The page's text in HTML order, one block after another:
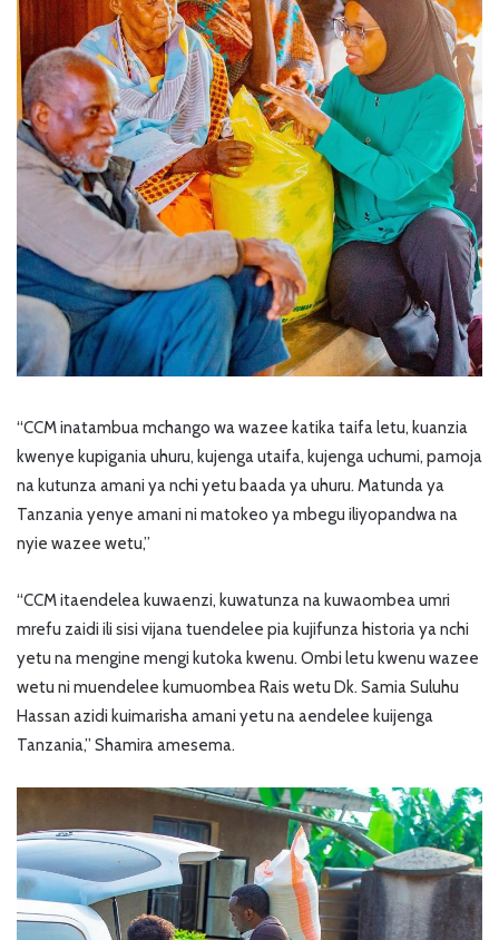
“CCM inatambua mchango wa wazee katika taifa letu, kuanzia
kwenye kupigania uhuru, kujenga utaifa, kujenga uchumi, pamoja
na kutunza amani ya nchi yetu baada ya uhuru. Matunda ya
Tanzania yenye amani ni matokeo ya mbegu iliyopandwa na
nyie wazee wetu,”
“CCM itaendelea kuwaenzi, kuwatunza na kuwaombea umri
mrefu zaidi ili sisi vijana tuendelee pia kujifunza historia ya nchi
yetu na mengine mengi kutoka kwenu. Ombi letu kwenu wazee
wetu ni muendelee kumuombea Rais wetu Dk. Samia Suluhu
Hassan azidi kuimarisha amani yetu na aendelee kuijenga
Tanzania,” Shamira amesema.